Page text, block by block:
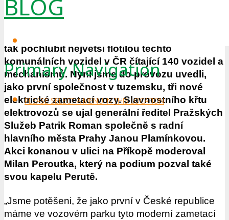
BLOG
Primary Navigation
PLEASE SELECT A MENU IN THIS LOCATION
cest jsou mechanismy a vozidla na alternativní
úspěšné provozují vozidla na CNG a mohou se
tak pochlubit největší flotilou těchto
komunálních vozidel v ČR čítající 140 vozidel a
mechanismů. Nyní jsme do provozu uvedli,
jako první společnost v tuzemsku, tři nové
elektrické zametací vozy. Slavnostního křtu
elektrovozů se ujal generální ředitel Pražských
Služeb Patrik Roman společně s radní
hlavního města Prahy Janou Plamínkovou.
Akci konanou v ulici na Příkopě moderoval
Milan Peroutka, který na podium pozval také
svou kapelu Perutě.
„Jsme potěšeni, že jako první v České republice
máme ve vozovém parku tyto moderní zametací